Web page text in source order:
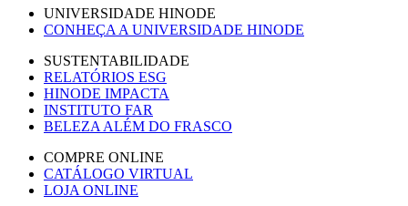
UNIVERSIDADE HINODE
CONHEÇA A UNIVERSIDADE HINODE
SUSTENTABILIDADE
RELATÓRIOS ESG
HINODE IMPACTA
INSTITUTO FAR
BELEZA ALÉM DO FRASCO
COMPRE ONLINE
CATÁLOGO VIRTUAL
LOJA ONLINE